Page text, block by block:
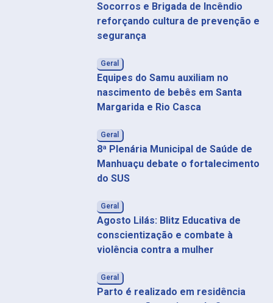
Socorros e Brigada de Incêndio
reforçando cultura de prevenção e
segurança
Geral
Equipes do Samu auxiliam no
nascimento de bebês em Santa
Margarida e Rio Casca
Geral
8ª Plenária Municipal de Saúde de
Manhuaçu debate o fortalecimento
do SUS
Geral
Agosto Lilás: Blitz Educativa de
conscientização e combate à
violência contra a mulher
Geral
Parto é realizado em residência